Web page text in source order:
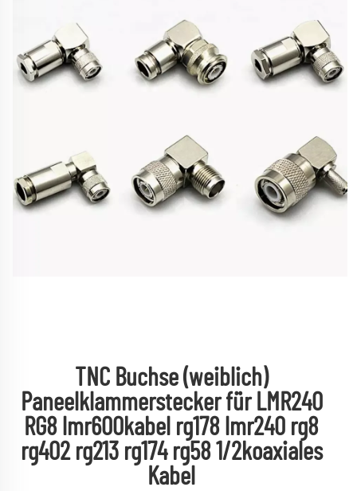
TNC Buchse (weiblich)
Paneelklammerstecker für LMR240
RG8 lmr600kabel rg178 lmr240 rg8
rg402 rg213 rg174 rg58 1/2koaxiales
Kabel